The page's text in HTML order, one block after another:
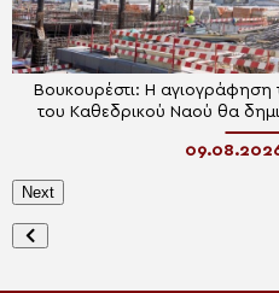
Βουκουρέστι: Η αγιογράφηση
του Καθεδρικού Ναού θα
Next